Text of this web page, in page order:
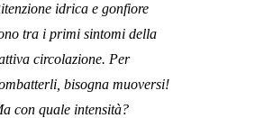
idrica e gonfiore
tra i primi sintomi della
circolazione. Per
bisogna muoversi!
con quale intensità?